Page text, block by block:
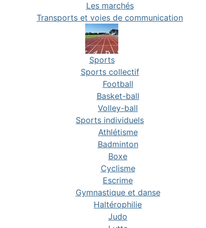
Les marchés
Transports et voies de communication
Sports
Sports collectif
Football
Basket-ball
Volley-ball
Sports individuels
Athlétisme
Badminton
Boxe
Cyclisme
Escrime
Gymnastique et danse
Haltérophilie
Judo